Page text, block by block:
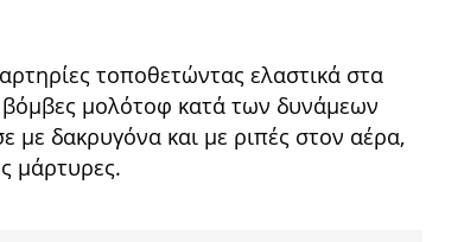
τοποθετώντας ελαστικά στα
μολότοφ κατά των δυνάμεων
με δακρυγόνα και με ριπές στον αέρα,
μάρτυρες.